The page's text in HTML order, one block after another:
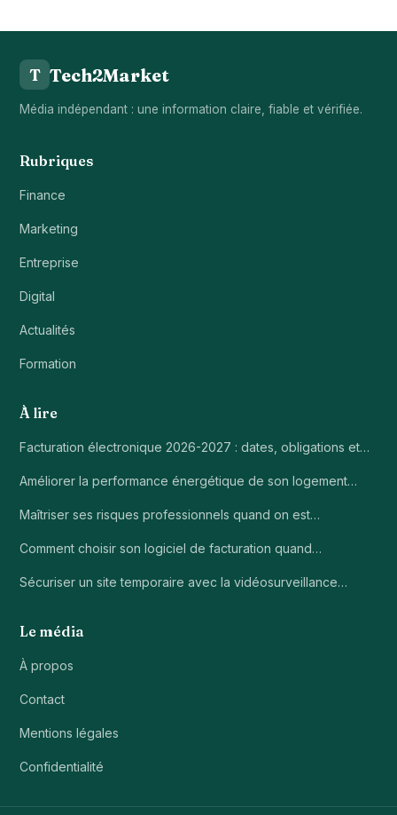
T Tech2Market
Média indépendant : une information claire, fiable et vérifiée.
Rubriques
Finance
Marketing
Entreprise
Digital
Actualités
Formation
À lire
Facturation électronique 2026-2027 : dates, obligations et…
Améliorer la performance énergétique de son logement…
Maîtriser ses risques professionnels quand on est…
Comment choisir son logiciel de facturation quand…
Sécuriser un site temporaire avec la vidéosurveillance…
Le média
À propos
Contact
Mentions légales
Confidentialité